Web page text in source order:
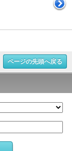
ページの先頭へ戻る